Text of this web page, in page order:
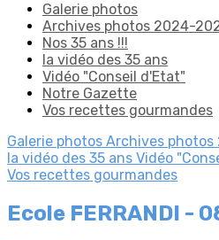
Galerie photos
Archives photos 2024-
Nos 35 ans !!!
la vidéo des 35 ans
Vidéo "Conseil d'Etat"
Notre Gazette
Vos recettes gourmandes
Galerie photos Archives
la vidéo des 35 ans Vidéo
Vos recettes gourmandes
Ecole FERRANDI -